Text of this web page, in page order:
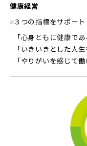
健康経営
３つの指標をサポート
「心身ともに健康であ
「いきいきとした人生
「やりがいを感じて働